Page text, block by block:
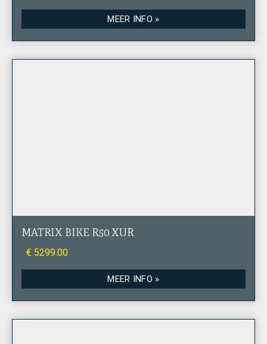
MEER INFO »
MATRIX BIKE R50 XUR
€ 5299.00
MEER INFO »